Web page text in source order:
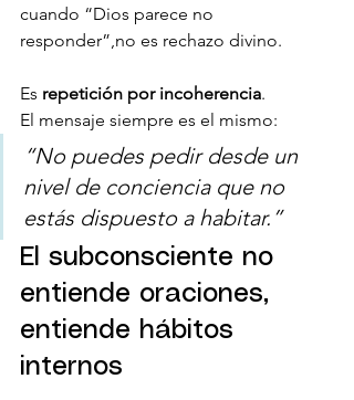
cuando “Dios parece no
responder”,no es rechazo divino.
Es repetición por incoherencia.
El mensaje siempre es el mismo:
“No puedes pedir desde un
nivel de conciencia que no
estás dispuesto a habitar.”
El subconsciente no
entiende oraciones,
entiende hábitos
internos